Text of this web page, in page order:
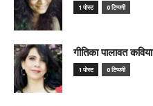
1 पोस्ट 0 टिप्पणी
गीतिका पालावत कविया
1 पोस्ट 0 टिप्पणी